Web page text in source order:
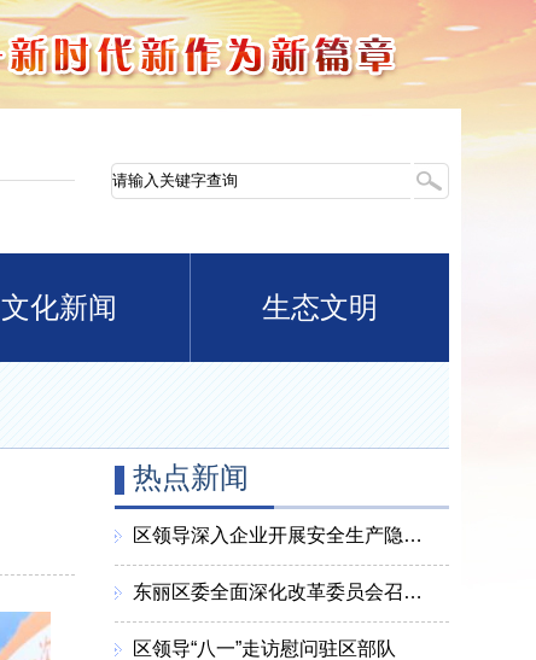
文化新闻 生态文明
热点新闻
区领导深入企业开展安全生产隐患整改“回头看” 全力筑牢安全生产坚固防线
东丽区委全面深化改革委员会召开会议
区领导“八一”走访慰问驻区部队